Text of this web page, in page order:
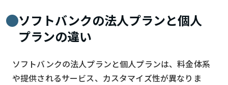
ソフトバンクの法人プランと個人
プランの違い
ソフトバンクの法人プランと個人プランは、料金体系
や提供されるサービス、カスタマイズ性が異なりま